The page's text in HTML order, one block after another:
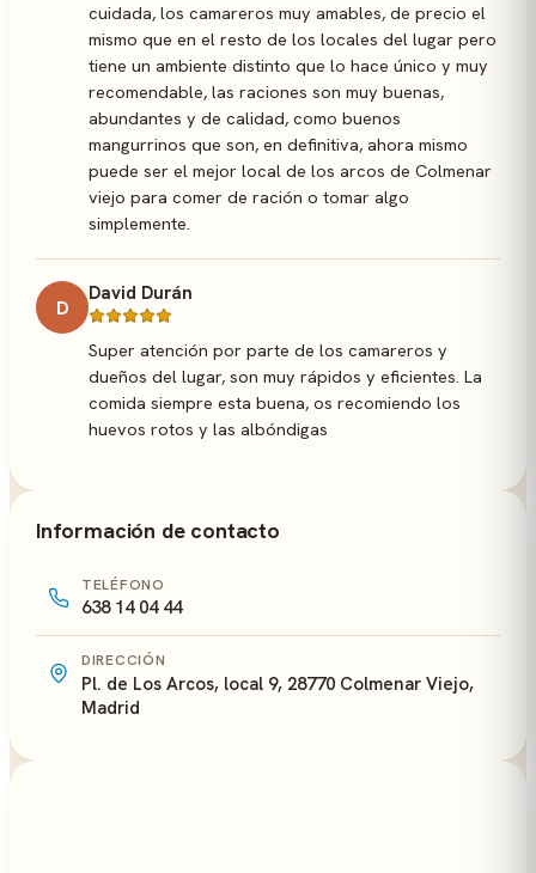
cuidada, los camareros muy amables, de precio el
mismo que en el resto de los locales del lugar pero
tiene un ambiente distinto que lo hace único y muy
recomendable, las raciones son muy buenas,
abundantes y de calidad, como buenos
mangurrinos que son, en definitiva, ahora mismo
puede ser el mejor local de los arcos de Colmenar
viejo para comer de ración o tomar algo
simplemente.
D
David Durán
Super atención por parte de los camareros y
dueños del lugar, son muy rápidos y eficientes. La
comida siempre esta buena, os recomiendo los
huevos rotos y las albóndigas
Información de contacto
TELÉFONO
638 14 04 44
DIRECCIÓN
Pl. de Los Arcos, local 9, 28770 Colmenar Viejo,
Madrid